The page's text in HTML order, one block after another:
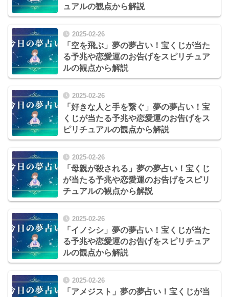
ュアルの観点から解説
2025-02-26
「空を飛ぶ」夢の夢占い！宝くじが当た
る予兆や恋愛運のお告げをスピリチュア
ルの観点から解説
2025-02-26
「好きな人と手を繋ぐ」夢の夢占い！宝
くじが当たる予兆や恋愛運のお告げをス
ピリチュアルの観点から解説
2025-02-26
「母親が殺される」夢の夢占い！宝くじ
が当たる予兆や恋愛運のお告げをスピリ
チュアルの観点から解説
2025-02-26
「イノシシ」夢の夢占い！宝くじが当た
る予兆や恋愛運のお告げをスピリチュア
ルの観点から解説
2025-02-26
「アメジスト」夢の夢占い！宝くじが当